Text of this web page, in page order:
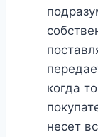
когда
несет